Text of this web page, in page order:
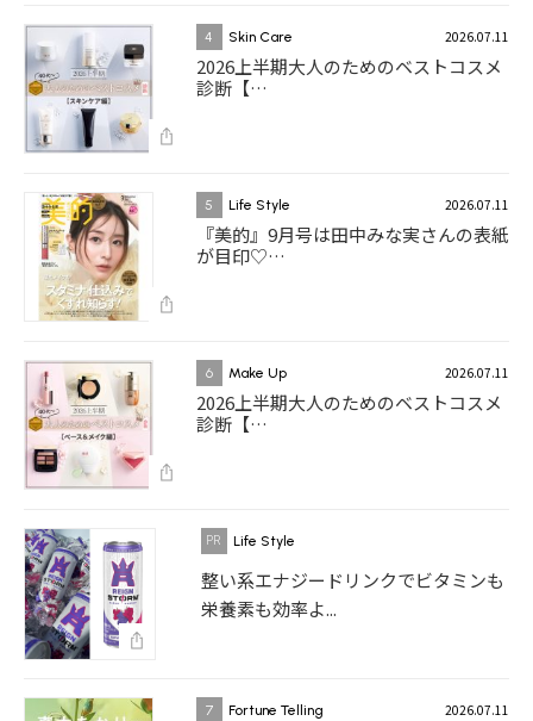
4 Skin Care 2026.07.11
2026上半期大人のためのベストコスメ
診断【…
5 Life Style 2026.07.11
『美的』9月号は田中みな実さんの表紙
が目印♡…
6 Make Up 2026.07.11
2026上半期大人のためのベストコスメ
診断【…
Life Style
整い系エナジードリンクでビタミンも
栄養素も効率よ...
7 Fortune Telling 2026.07.11